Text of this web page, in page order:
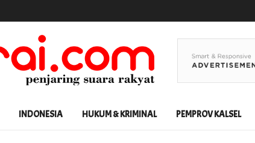
INDONESIA HUKUM & KRIMINAL PEMPROV KALSEL